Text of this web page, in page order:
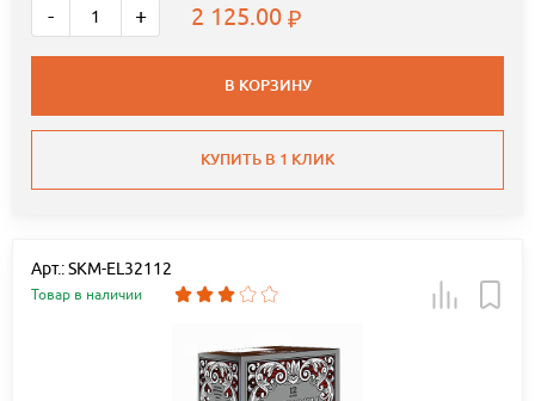
- + 2 125.00
В КОРЗИНУ
КУПИТЬ В 1 КЛИК
Арт.: SKM-EL32112
Товар в наличии